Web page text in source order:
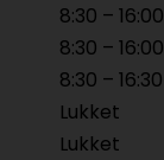
8:30 – 16:00
8:30 – 16:00
8:30 – 16:30
Lukket
Lukket